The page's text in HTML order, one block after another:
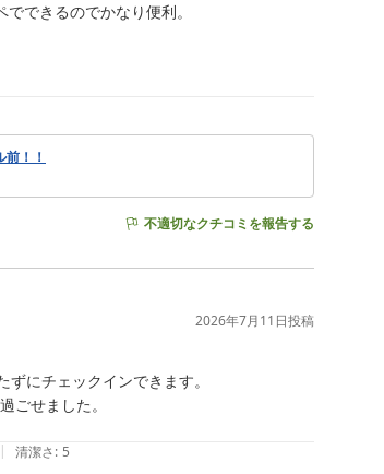
できるのでかなり便利。
！！
不適切なクチコミを報告する
2026年7月11日投稿
にチェックインできます。
ごせました。
| 清潔さ: 5